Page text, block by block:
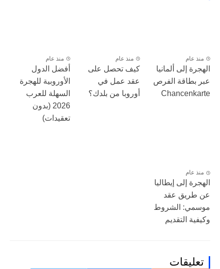
منذ عام
الهجرة إلى ألمانيا
عبر بطاقة الفرص
Chancenkarte
منذ عام
كيف تحصل على
عقد عمل في
أوروبا من بلدك؟
منذ عام
أفضل الدول
الأوروبية للهجرة
السهلة للعرب
2026 (بدون
تعقيدات)
منذ عام
الهجرة إلى إيطاليا
عن طريق عقد
موسمي: الشروط
وكيفية التقديم
تعليقات